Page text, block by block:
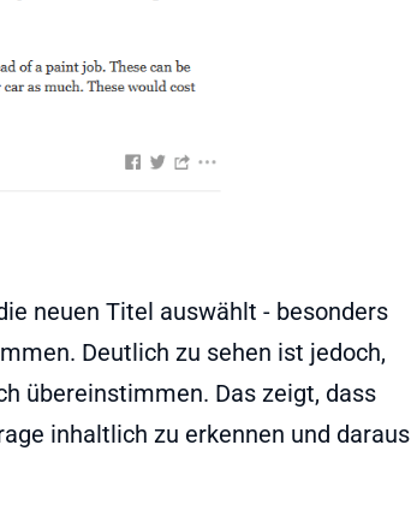
neuen Titel auswählt - besonders
Deutlich zu sehen ist jedoch,
übereinstimmen. Das zeigt, dass
inhaltlich zu erkennen und daraus